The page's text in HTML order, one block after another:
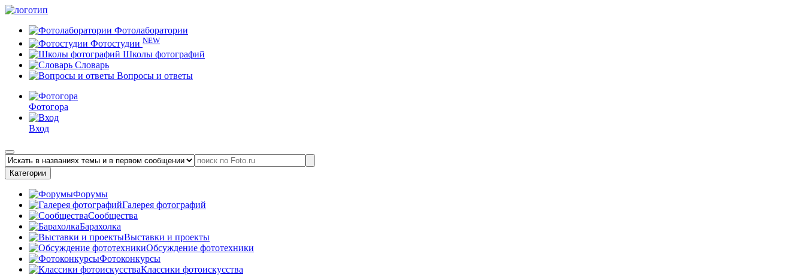
Фотолаборатории
Фотостудии NEW
Школы фотографий
Словарь
Вопросы и ответы
Фотогора
Вход
Категории
Форумы
Галерея фотографий
Сообщества
Барахолка
Выставки и проекты
Обсуждение фототехники
Фотоконкурсы
Классики фотоискусства